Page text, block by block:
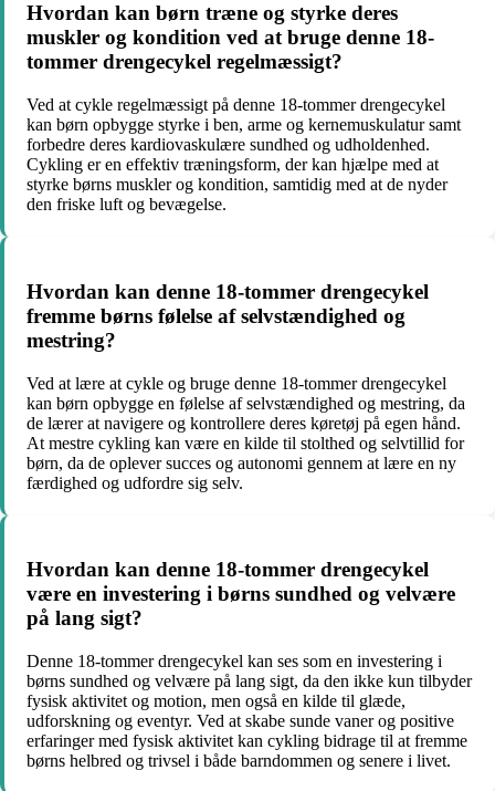
Hvordan kan børn træne og styrke deres
muskler og kondition ved at bruge denne 18-
tommer drengecykel regelmæssigt?
Ved at cykle regelmæssigt på denne 18-tommer drengecykel
kan børn opbygge styrke i ben, arme og kernemuskulatur samt
forbedre deres kardiovaskulære sundhed og udholdenhed.
Cykling er en effektiv træningsform, der kan hjælpe med at
styrke børns muskler og kondition, samtidig med at de nyder
den friske luft og bevægelse.
Hvordan kan denne 18-tommer drengecykel
fremme børns følelse af selvstændighed og
mestring?
Ved at lære at cykle og bruge denne 18-tommer drengecykel
kan børn opbygge en følelse af selvstændighed og mestring, da
de lærer at navigere og kontrollere deres køretøj på egen hånd.
At mestre cykling kan være en kilde til stolthed og selvtillid for
børn, da de oplever succes og autonomi gennem at lære en ny
færdighed og udfordre sig selv.
Hvordan kan denne 18-tommer drengecykel
være en investering i børns sundhed og velvære
på lang sigt?
Denne 18-tommer drengecykel kan ses som en investering i
børns sundhed og velvære på lang sigt, da den ikke kun tilbyder
fysisk aktivitet og motion, men også en kilde til glæde,
udforskning og eventyr. Ved at skabe sunde vaner og positive
erfaringer med fysisk aktivitet kan cykling bidrage til at fremme
børns helbred og trivsel i både barndommen og senere i livet.